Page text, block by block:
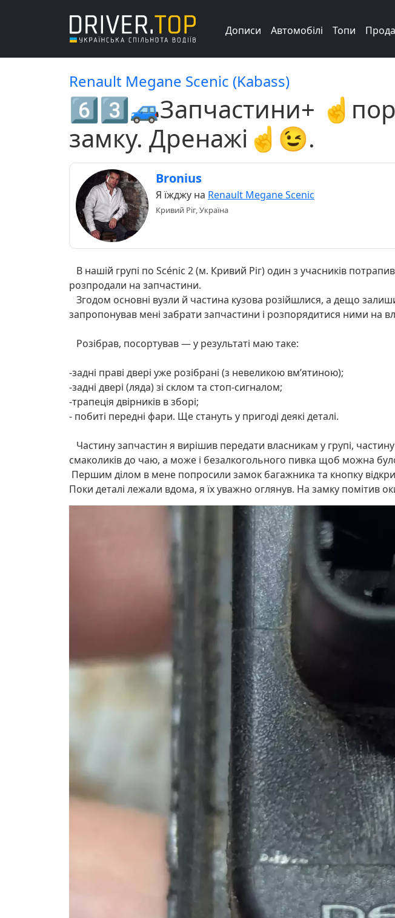
Дописи Автомобілі Топи
Renault Megane Scenic (Kabass)
6️⃣3️⃣🚙Запчастини+
замку. Дренажі☝️😉.
Bronius
Я їжджу на Renault Megane Scenic
Кривий Ріг, Україна
В нашій групі по Scénic 2 (м. Кривий Ріг) один з учасників
розпродали на запчастини.
Згодом основні вузли й частина кузова розійшлися, а дещо
запропонував мені забрати запчастини і розпорядитися ними на
Розібрав, посортував — у результаті маю таке:
-задні праві двері уже розібрані (з невеликою вм’ятиною);
-задні двері (ляда) зі склом та стоп-сигналом;
-трапеція двірників в зборі;
- побиті передні фари. Ще стануть у пригоді деякі деталі.
Частину запчастин я вирішив передати власникам у групі,
смаколиків до чаю, а може і безалкогольного пивка щоб можна
Першим ділом в мене попросили замок багажника та кнопку
Поки деталі лежали вдома, я їх уважно оглянув. На замку помітив